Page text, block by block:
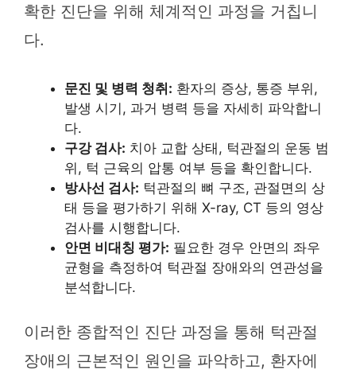
확한 진단을 위해 체계적인 과정을 거칩니
다.
문진 및 병력 청취: 환자의 증상, 통증 부위,
발생 시기, 과거 병력 등을 자세히 파악합니
다.
구강 검사: 치아 교합 상태, 턱관절의 운동 범
위, 턱 근육의 압통 여부 등을 확인합니다.
방사선 검사: 턱관절의 뼈 구조, 관절면의 상
태 등을 평가하기 위해 X-ray, CT 등의 영상
검사를 시행합니다.
안면 비대칭 평가: 필요한 경우 안면의 좌우
균형을 측정하여 턱관절 장애와의 연관성을
분석합니다.
이러한 종합적인 진단 과정을 통해 턱관절
장애의 근본적인 원인을 파악하고, 환자에